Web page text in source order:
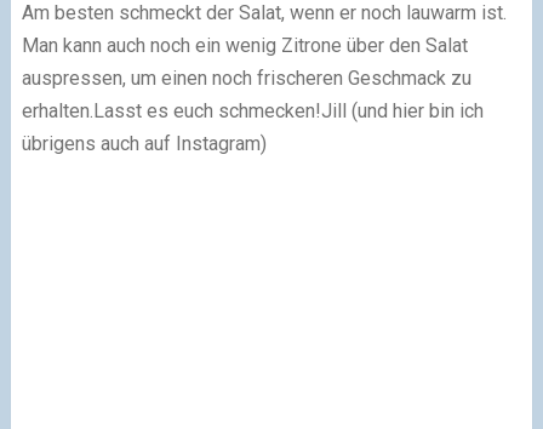
Am besten schmeckt der Salat, wenn er noch lauwarm ist.
Man kann auch noch ein wenig Zitrone über den Salat
auspressen, um einen noch frischeren Geschmack zu
erhalten.Lasst es euch schmecken!Jill (und hier bin ich
übrigens auch auf Instagram)